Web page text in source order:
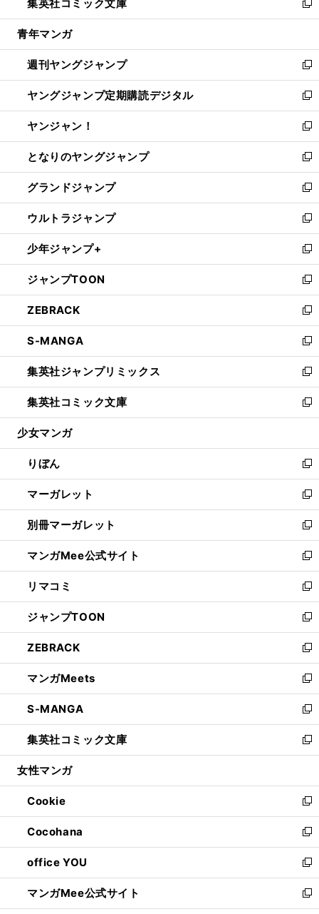
く
で
開
ド
ウ
開
く
ィ
ン
ウ
で
開
く
い
ウ
ン
ド
ウ
で
開
く
集英社コミック文庫
新
し
ウ
ィ
ン
ド
ウ
で
開
く
青年マンガ
週刊ヤングジャンプ
新
し
い
ウ
ィ
ン
ド
ウ
で
開
く
ヤングジャンプ定期購読デジタル
新
し
い
ウ
ィ
ン
ド
ウ
で
開
く
ヤンジャン！
新
し
い
ウ
ィ
ン
ド
ウ
で
開
く
となりのヤングジャンプ
新
し
い
ウ
ィ
ン
ド
ウ
で
開
く
グランドジャンプ
新
し
い
ウ
ィ
ン
ド
ウ
で
開
く
ウルトラジャンプ
新
し
い
ウ
ィ
ン
ド
ウ
で
開
く
少年ジャンプ+
新
し
い
ウ
ィ
ン
ド
ウ
で
開
く
ジャンプTOON
新
し
い
ウ
ィ
ン
ド
ウ
で
開
ZEBRACK
新
し
い
ウ
ィ
ン
ド
ウ
開
く
S-MANGA
新
し
い
ウ
ィ
ン
ウ
で
開
く
集英社ジャンプリミックス
新
し
い
ウ
ン
ド
ウ
で
開
く
集英社コミック文庫
新
し
ウ
ィ
ン
ド
ウ
で
開
く
少女マンガ
りぼん
新
し
い
ウ
ィ
ン
ド
ウ
で
開
く
マーガレット
新
し
い
ウ
ィ
ン
ド
ウ
で
開
く
別冊マーガレット
新
し
い
ウ
ィ
ン
ド
ウ
で
開
く
マンガMee公式サイト
新
し
い
ウ
ィ
ン
ド
ウ
で
開
く
リマコミ
新
し
い
ウ
ィ
ン
ド
ウ
で
開
く
ジャンプTOON
新
し
い
ウ
ィ
ン
ド
ウ
で
開
ZEBRACK
新
し
い
ウ
ィ
ン
ド
ウ
開
く
マンガMeets
新
し
い
ウ
ィ
ン
ウ
で
開
く
S-MANGA
新
し
い
ウ
ン
ド
ウ
で
開
く
集英社コミック文庫
新
し
ウ
ィ
ン
ド
ウ
で
開
く
女性マンガ
Cookie
新
し
い
ウ
ィ
ン
ド
ウ
Cocohana
新
し
い
ウ
ィ
ン
office YOU
新
し
い
ウ
マンガMee公式サイト
新
し